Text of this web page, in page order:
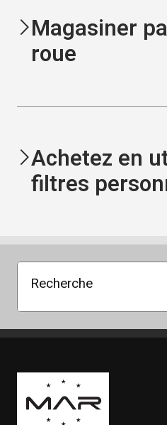
Magasiner
roue
Achetez en
filtres
Recherche
Boutique Mags à Rabais